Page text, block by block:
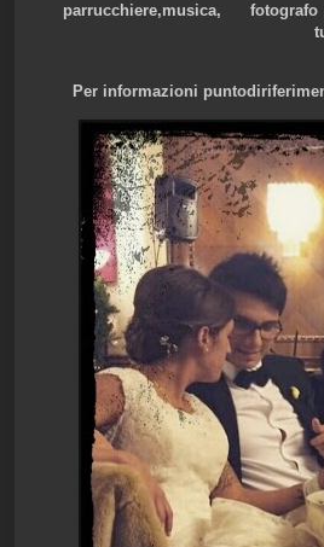
parrucchiere,musica, fotografo
tutto quello che
un Vero
Per informazioni